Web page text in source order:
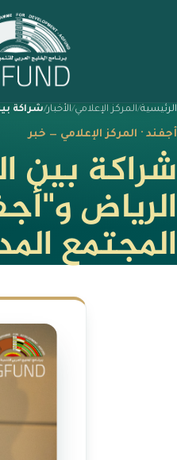
الرئيسية المركز الإعلامي الأخبار شراكة
أجفند · المركز الإعلامي — خبر
شراكة بين
الرياض
المجتمع